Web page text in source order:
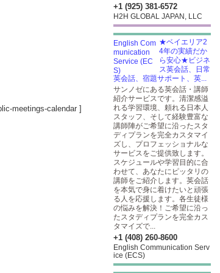
meetings-calendar ]
+1 (925) 381-6572
H2H GLOBAL JAPAN, LLC
★ベイエリア2
4年の実績だか
ら安心★ビジネ
ス英会話、日常
英会話、宿題サポート、英...
サンノゼにある英会話・講師
紹介サービスです。清潔感溢
れる学習環境、頼れる日本人
スタッフ、そして経験豊富な
講師陣がご希望に沿ったスタ
ディプランを完全カスタマイ
ズし、プロフェッショナルな
サービスをご提供致します。
スケジュールや学習目的に合
わせて、あなたにピッタリの
講師をご紹介します。英会話
を本気で身に着けたいと頑張
る人を応援します。各生徒様
の悩みを解決！ご希望に沿っ
たスタディプランを完全カス
タマイズで...
+1 (408) 260-8600
English Communication Serv
ice (ECS)